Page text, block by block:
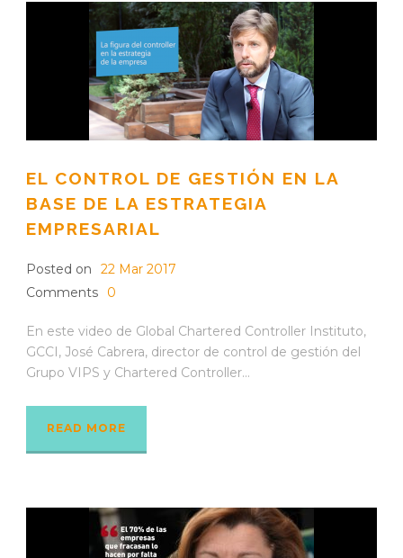
EL CONTROL DE GESTIÓN EN LA
BASE DE LA ESTRATEGIA
EMPRESARIAL
Posted on
22 Mar 2017
Comments
0
En este video de Global Chartered Controller Instituto,
GCCI, José Cabrera, director de control de gestión del
Grupo VIPS y Chartered Controller...
READ MORE